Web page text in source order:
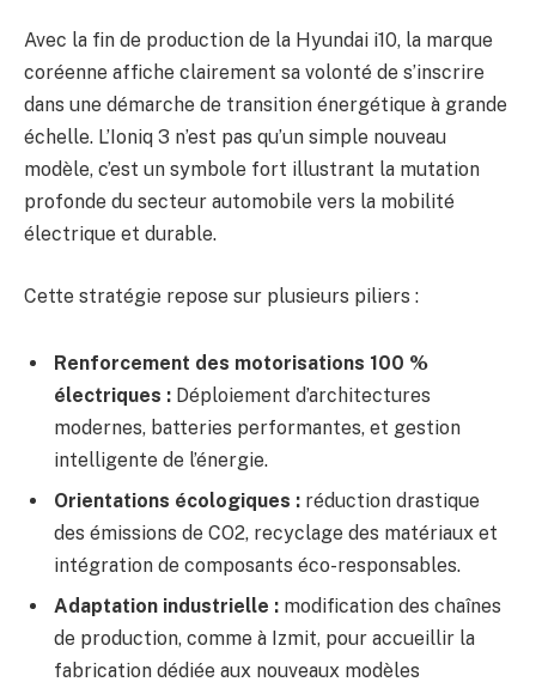
Avec la fin de production de la Hyundai i10, la marque
coréenne affiche clairement sa volonté de s’inscrire
dans une démarche de transition énergétique à grande
échelle. L’Ioniq 3 n’est pas qu’un simple nouveau
modèle, c’est un symbole fort illustrant la mutation
profonde du secteur automobile vers la mobilité
électrique et durable.
Cette stratégie repose sur plusieurs piliers :
Renforcement des motorisations 100 %
électriques : Déploiement d’architectures
modernes, batteries performantes, et gestion
intelligente de l’énergie.
Orientations écologiques : réduction drastique
des émissions de CO2, recyclage des matériaux et
intégration de composants éco-responsables.
Adaptation industrielle : modification des chaînes
de production, comme à Izmit, pour accueillir la
fabrication dédiée aux nouveaux modèles